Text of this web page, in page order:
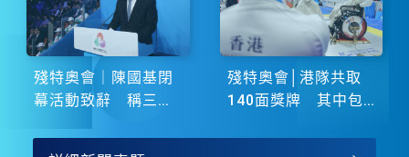
殘特奧會｜陳國基閉
幕活動致辭 稱三地
殘特奧會│港隊共取
140面獎牌 其中包